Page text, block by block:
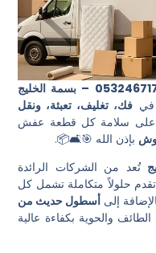
– بسمة الخليج
فك، تغليف، تعبئة، ونقل
سلامة كل قطعة عفش
بإذن الله 🎯🛋️📦.
من الشركات الرائدة
حلولاً متكاملة تشمل كل
إلىأسطول حديث من
والحوية بكفاءة عالية